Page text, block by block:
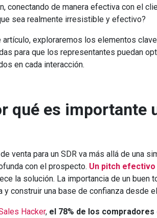
conectando de manera efectiva con el
sea realmente irresistible y efectivo?
artículo, exploraremos los elementos
para que los representantes puedan
en cada interacción.
qué es importante
venta para un SDR va más allá de una
con el prospecto. Un pitch
la solución. La importancia de un buen
y construir una base de confianza desde
Hacker, el 78% de los